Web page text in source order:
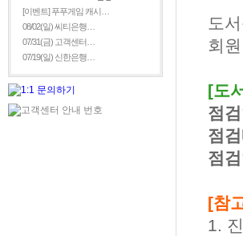
[이벤트] 푸푸게임 캐시…
08/02(일) 씨티은행…
07/31(금) 고객센터…
07/19(일) 신한은행…
도
회
[도
점
점
점
[참
1.